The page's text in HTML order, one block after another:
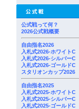
公式戦って何？
2026公式戦概要
自由指名2026
入札式2026-ホワイトC
入札式2026-シルバーC
入札式2026-ゴールドC
スタリオンカップ2026
自由指名2025
入札式2025-ホワイトC
入札式2025-シルバーC
入札式2025-ゴールドC